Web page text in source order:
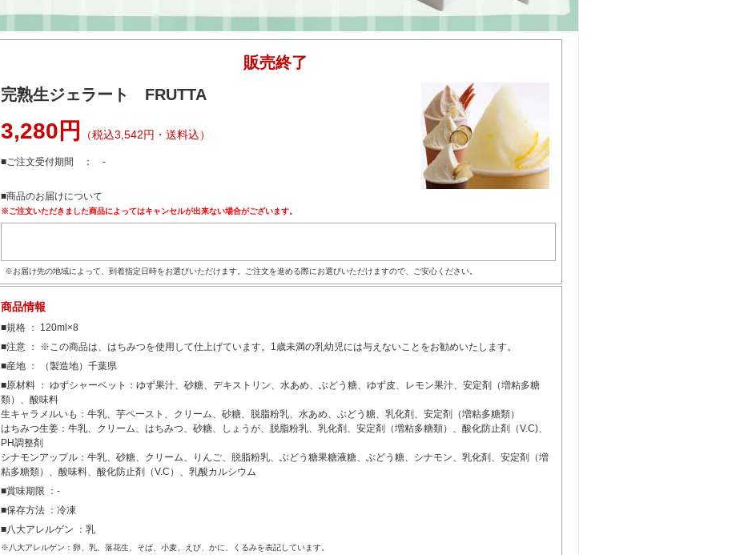
販売終了
完熟生ジェラート FRUTTA
3,280円 （税込3,542円・送料込）
■ご注文受付期間 ： -
■商品のお届けについて
※ご注文いただきました商品によってはキャンセルが出来ない場合がございます。
※お届け先の地域によって、到着指定日時をお選びいただけます。ご注文を進める際にお選びいただけますので、ご安心ください。
商品情報
■規格 ： 120ml×8
■注意 ： ※この商品は、はちみつを使用して仕上げています。1歳未満の乳幼児には与えないことをお勧めいたします。
■産地 ： （製造地）千葉県
■原材料 ： ゆずシャーベット：ゆず果汁、砂糖、デキストリン、水あめ、ぶどう糖、ゆず皮、レモン果汁、安定剤（増粘多糖
類）、酸味料
生キャラメルいも：牛乳、芋ペースト、クリーム、砂糖、脱脂粉乳、水あめ、ぶどう糖、乳化剤、安定剤（増粘多糖類）
はちみつ生姜：牛乳、クリーム、はちみつ、砂糖、しょうが、脱脂粉乳、乳化剤、安定剤（増粘多糖類）、酸化防止剤（V.C)、
PH調整剤
シナモンアップル：牛乳、砂糖、クリーム、りんご、脱脂粉乳、ぶどう糖果糖液糖、ぶどう糖、シナモン、乳化剤、安定剤（増
粘多糖類）、酸味料、酸化防止剤（V.C）、乳酸カルシウム
■賞味期限 ：-
■保存方法 ：冷凍
■八大アレルゲン ：乳
※八大アレルゲン：卵、乳、落花生、そば、小麦、えび、かに、くるみを表記しています。